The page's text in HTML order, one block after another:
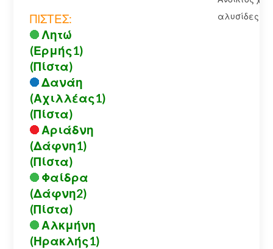
ΠΙΣΤΕΣ:
Λητώ
(Ερμής1)
(Πίστα)
Δανάη
(Αχιλλέας1)
(Πίστα)
Αριάδνη
(Δάφνη1)
(Πίστα)
Φαίδρα
(Δάφνη2)
(Πίστα)
Αλκμήνη
(Ηρακλής1)
αλυσίδες